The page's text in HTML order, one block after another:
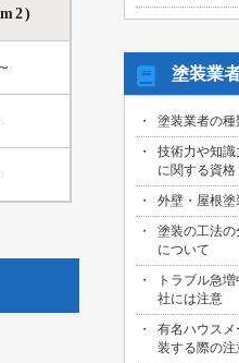
ンス雨漏り修繕
塗装業
塗装業者の
技術力や知
に関する資格
外壁・屋根
塗装の工法
について
トラブル急
社には注意
有名ハウス
装する際の注